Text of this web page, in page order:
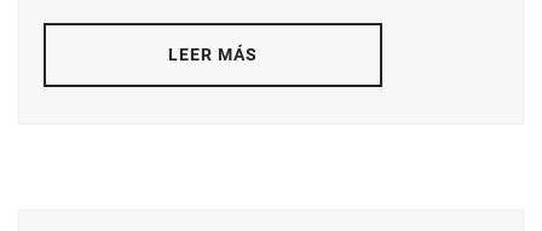
LEER MÁS